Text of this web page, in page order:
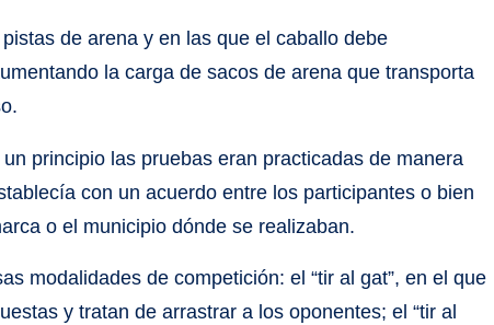
de arena y en las que el caballo debe
la carga de sacos de arena que transporta
principio las pruebas eran practicadas de manera
con un acuerdo entre los participantes o bien
o el municipio dónde se realizaban.
modalidades de competición: el “tir al gat”, en el que
y tratan de arrastrar a los oponentes; el “tir al